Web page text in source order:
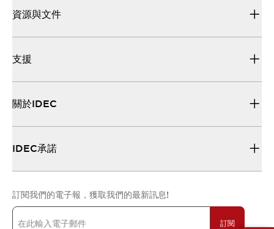
資源與文件
支援
關於IDEC
IDEC承諾
訂閱我們的電子報，獲取我們的最新訊息!
訂閱